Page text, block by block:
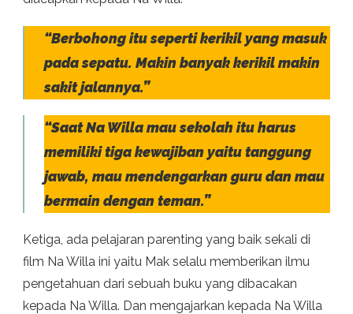
“Berbohong itu seperti kerikil yang masuk
pada sepatu. Makin banyak kerikil makin
sakit jalannya.”
“Saat Na Willa mau sekolah itu harus
memiliki tiga kewajiban yaitu tanggung
jawab, mau mendengarkan guru dan mau
bermain dengan teman.”
Ketiga, ada pelajaran parenting yang baik sekali di
film Na Willa ini yaitu Mak selalu memberikan ilmu
pengetahuan dari sebuah buku yang dibacakan
kepada Na Willa. Dan mengajarkan kepada Na Willa